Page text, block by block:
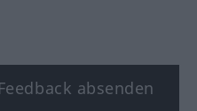
Feedback absenden